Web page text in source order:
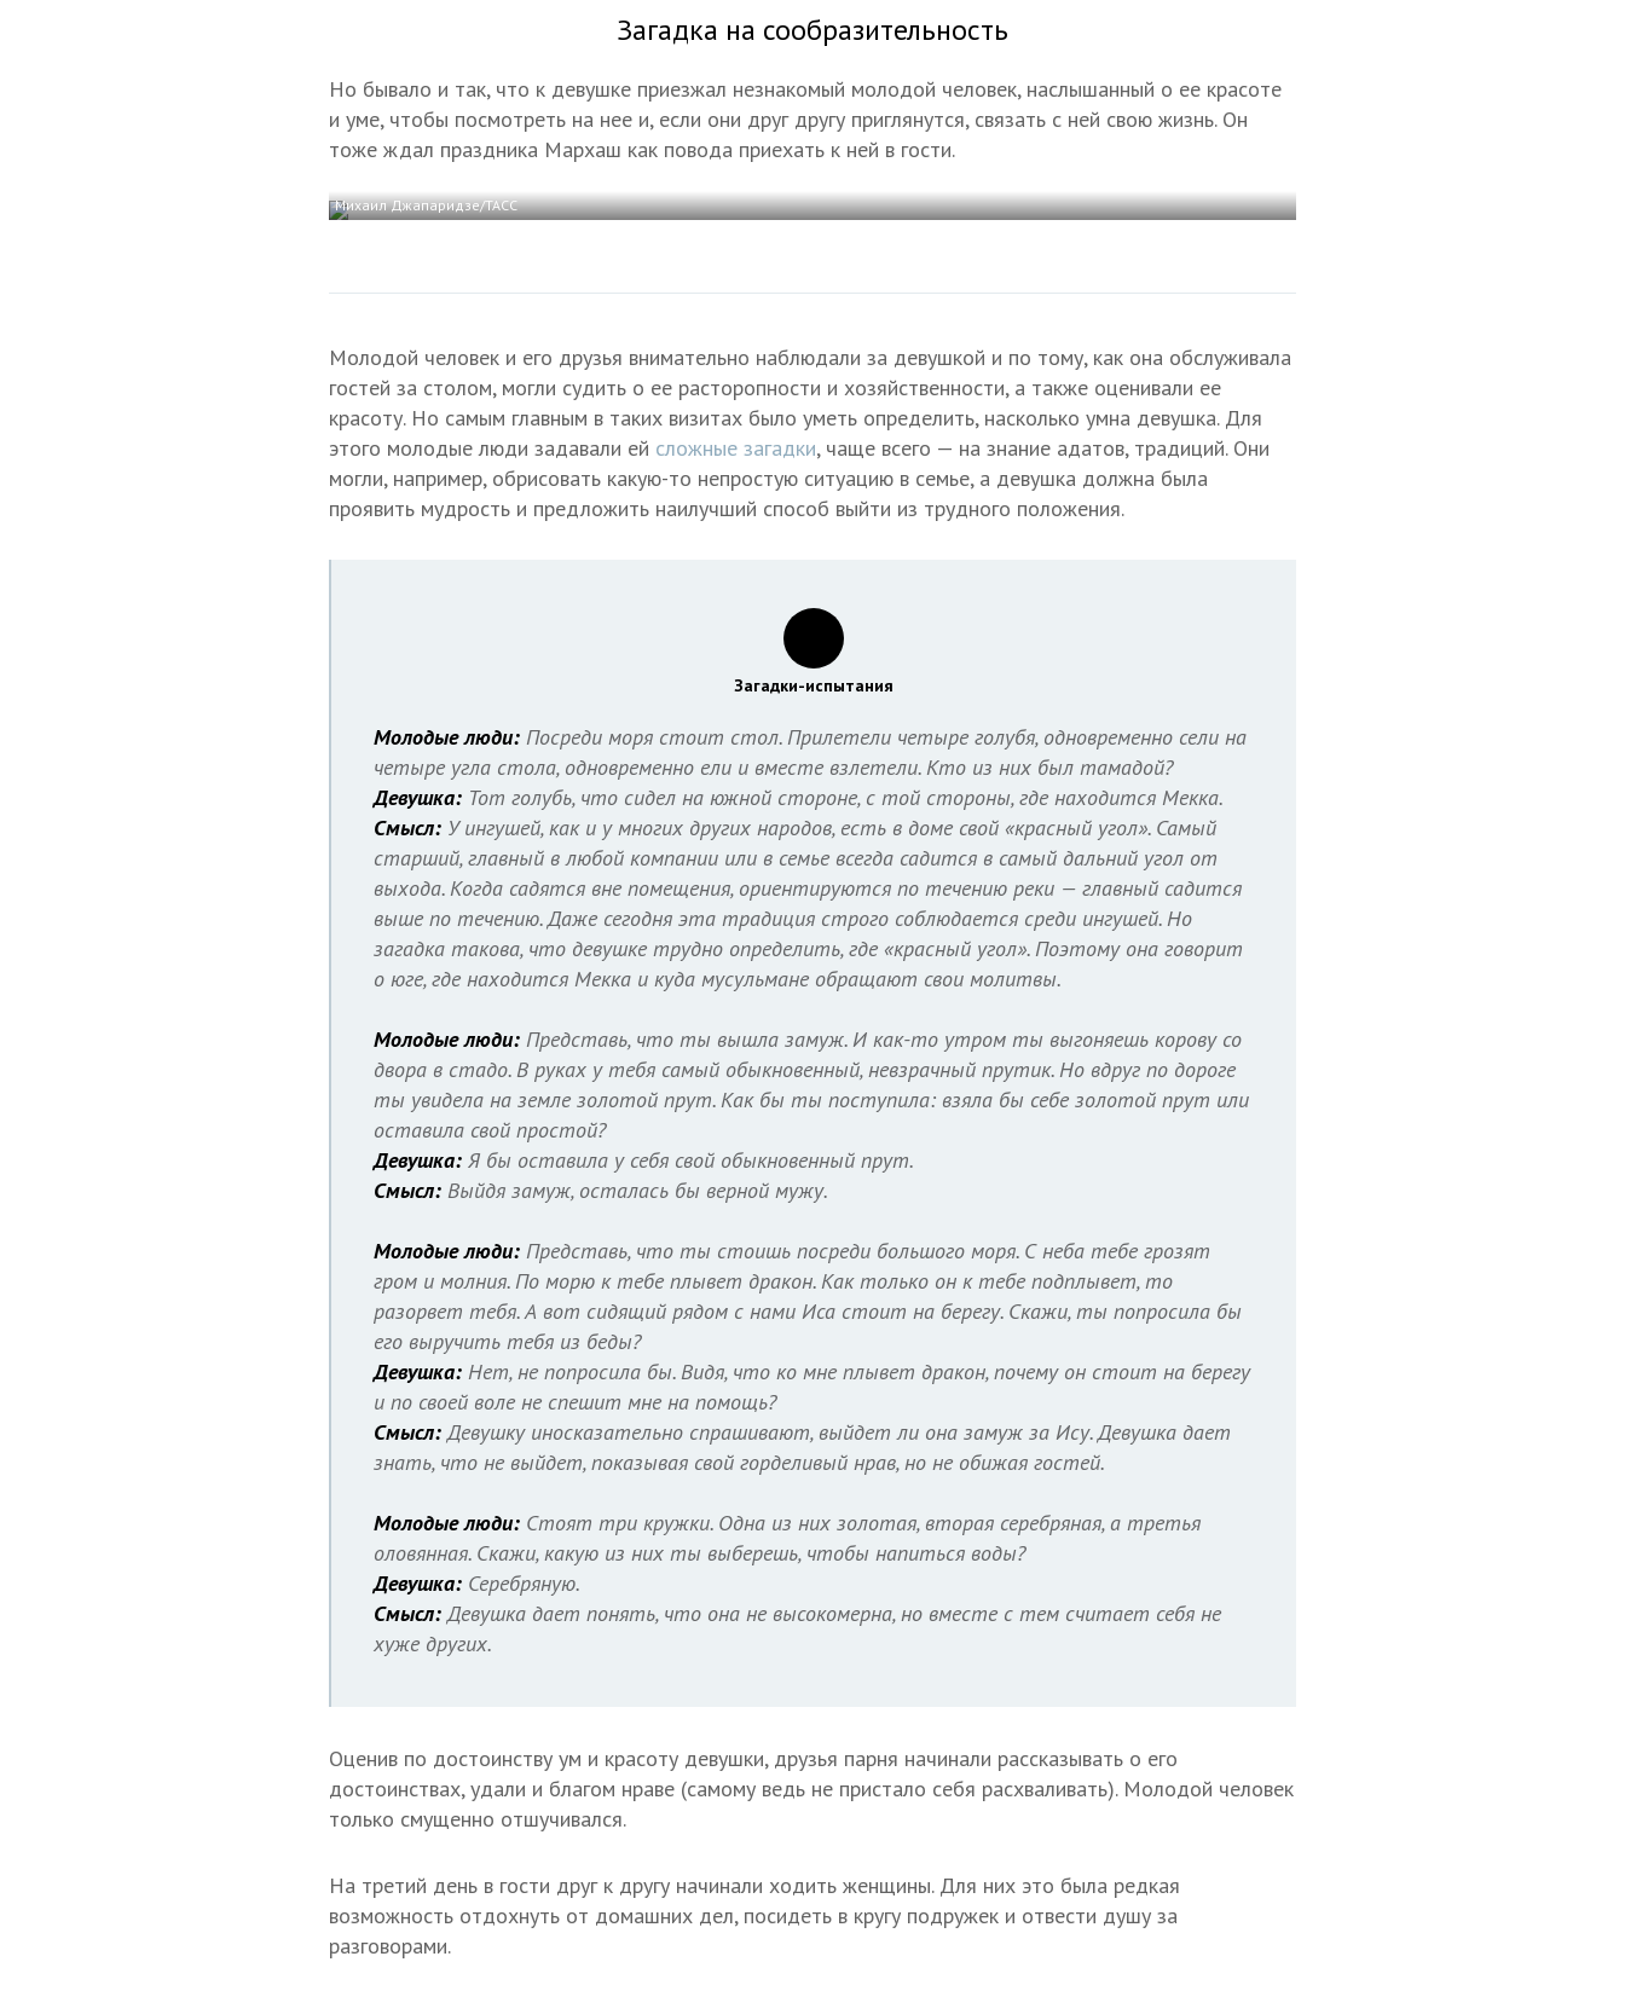
Загадка на сообразительность
Но бывало и так, что к девушке приезжал незнакомый молодой человек, наслышанный о ее красоте
и уме, чтобы посмотреть на нее и, если они друг другу приглянутся, связать с ней свою жизнь. Он
тоже ждал праздника Мархаш как повода приехать к ней в гости.
Михаил Джапаридзе/ТАСС
Молодой человек и его друзья внимательно наблюдали за девушкой и по тому, как она обслуживала
гостей за столом, могли судить о ее расторопности и хозяйственности, а также оценивали ее
красоту. Но самым главным в таких визитах было уметь определить, насколько умна девушка. Для
этого молодые люди задавали ей сложные загадки, чаще всего — на знание адатов, традиций. Они
могли, например, обрисовать какую-то непростую ситуацию в семье, а девушка должна была
проявить мудрость и предложить наилучший способ выйти из трудного положения.
Загадки-испытания
Молодые люди: Посреди моря стоит стол. Прилетели четыре голубя, одновременно сели на
четыре угла стола, одновременно ели и вместе взлетели. Кто из них был тамадой?
Девушка: Тот голубь, что сидел на южной стороне, с той стороны, где находится Мекка.
Смысл: У ингушей, как и у многих других народов, есть в доме свой «красный угол». Самый
старший, главный в любой компании или в семье всегда садится в самый дальний угол от
выхода. Когда садятся вне помещения, ориентируются по течению реки — главный садится
выше по течению. Даже сегодня эта традиция строго соблюдается среди ингушей. Но
загадка такова, что девушке трудно определить, где «красный угол». Поэтому она говорит
о юге, где находится Мекка и куда мусульмане обращают свои молитвы.
Молодые люди: Представь, что ты вышла замуж. И как-то утром ты выгоняешь корову со
двора в стадо. В руках у тебя самый обыкновенный, невзрачный прутик. Но вдруг по дороге
ты увидела на земле золотой прут. Как бы ты поступила: взяла бы себе золотой прут или
оставила свой простой?
Девушка: Я бы оставила у себя свой обыкновенный прут.
Смысл: Выйдя замуж, осталась бы верной мужу.
Молодые люди: Представь, что ты стоишь посреди большого моря. С неба тебе грозят
гром и молния. По морю к тебе плывет дракон. Как только он к тебе подплывет, то
разорвет тебя. А вот сидящий рядом с нами Иса стоит на берегу. Скажи, ты попросила бы
его выручить тебя из беды?
Девушка: Нет, не попросила бы. Видя, что ко мне плывет дракон, почему он стоит на берегу
и по своей воле не спешит мне на помощь?
Смысл:Девушку иносказательно спрашивают, выйдет ли она замуж за Ису. Девушка дает
знать, что не выйдет, показывая свой горделивый нрав, но не обижая гостей.
Молодые люди: Стоят три кружки. Одна из них золотая, вторая серебряная, а третья
оловянная. Скажи, какую из них ты выберешь, чтобы напиться воды?
Девушка: Серебряную.
Смысл:Девушка дает понять, что она не высокомерна, но вместе с тем считает себя не
хуже других.
Оценив по достоинству ум и красоту девушки, друзья парня начинали рассказывать о его
достоинствах, удали и благом нраве (самому ведь не пристало себя расхваливать). Молодой человек
только смущенно отшучивался.
На третий день в гости друг к другу начинали ходить женщины. Для них это была редкая
возможность отдохнуть от домашних дел, посидеть в кругу подружек и отвести душу за
разговорами.